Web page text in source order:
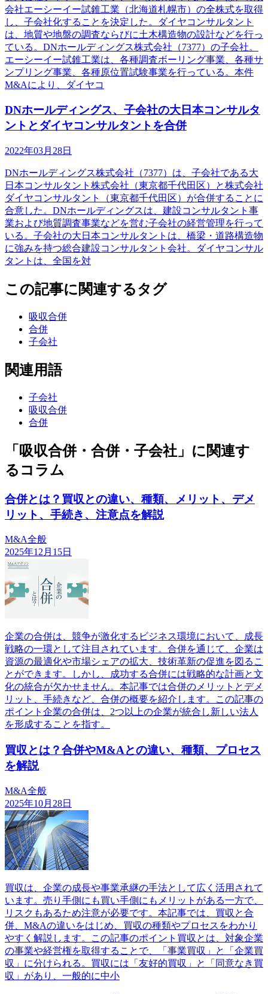
会社エーシーイー試錐工業（北海道札幌市）の全株式を取得
し、子会社化することを決定した。ダイヤコンサルタント
は、地質や地盤の調査ならびに土木構造物の設計などを行っ
ている。DNホールディングス株式会社（7377）の子会社。
エーシーイー試錐工業は、各種調査ボーリング事業、各種サ
ンプリング事業、各種原位置試験事業を行っている。本件
M&Aにより、ダイヤコ
DNホールディングス、子会社の大日本コンサルタ
ントとダイヤコンサルタントを合併
2022年03月28日
DNホールディングス株式会社（7377）は、子会社である大
日本コンサルタント株式会社（東京都千代田区）と株式会社
ダイヤコンサルタント（東京都千代田区）が合併することに
合意した。DNホールディングスは、建設コンサルタント事
業および地質調査事業などを営む子会社の経営管理を行って
いる。子会社の大日本コンサルタントは、橋梁・道路構造物
に強みを持つ総合建設コンサルタント会社。ダイヤコンサル
タントは、全国を対
この記事に関連するタグ
吸収合併
合併
子会社
関連用語
子会社
吸収合併
合併
「吸収合併・合併・子会社」に関連す
るコラム
合併とは？買収との違い、種類、メリット、デメ
リット、手続き、注意点を解説
M&A全般
2025年12月15日
企業の合併は、競争が激化するビジネス環境において、成長
戦略の一環として注目されています。合併を通じて、企業は
資源の最適化や市場シェアの拡大、技術革新の促進を図るこ
とができます。しかし、成功する合併には戦略的な計画と文
化の統合が欠かせません。本記事では合併のメリットとデメ
リット、手続きなど、合併の概要を紹介します。この記事の
ポイント企業の合併は、2つ以上の企業が統合し新しい法人
を形成することを指す。
買収とは？合併やM&Aとの違い、種類、プロセス
を解説
M&A全般
2025年10月28日
買収は、企業の成長や事業承継の手法として広く活用されて
います。売り手側にも買い手側にもメリットがある一方で、
リスクもあるため注意が必要です。本記事では、買収と合
併、M&Aの違いをはじめ、買収の種類やプロセスをわかり
やすく解説します。この記事のポイント買収とは、対象企業
の事業や経営権を取得することで、「事業買収」と「企業買
収」に分けられる。買収には「友好的買収」と「同意なき買
収」があり、一般的に中小